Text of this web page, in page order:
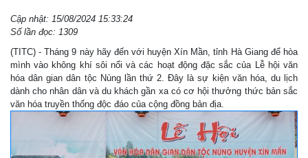
Cập nhật: 15/08/2024 15:33:24
Số lần đọc: 1309
(TITC) - Tháng 9 này hãy đến với huyện Xín Mần, tỉnh Hà Giang để hòa
mình vào không khí sôi nổi và các hoạt động đặc sắc của Lễ hội văn
hóa dân gian dân tộc Nùng lần thứ 2. Đây là sự kiện văn hóa, du lịch
dành cho nhân dân và du khách gần xa có cơ hội thưởng thức bản sắc
văn hóa truyền thống độc đáo của cộng đồng bản địa.